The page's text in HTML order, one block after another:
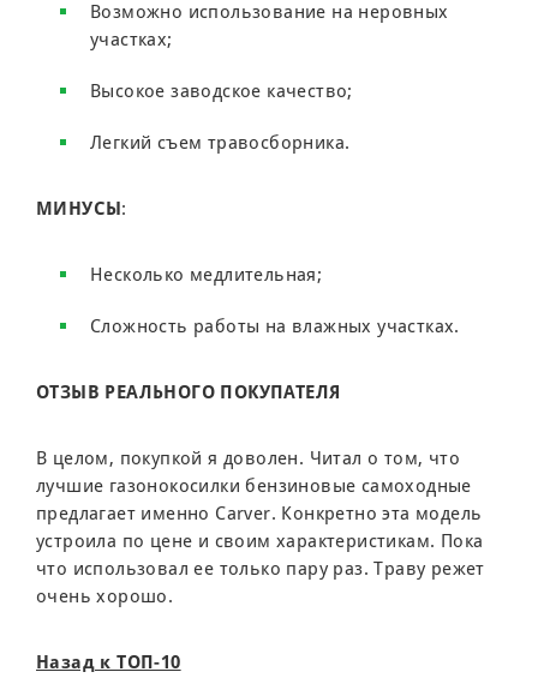
Возможно использование на неровных
участках;
Высокое заводское качество;
Легкий съем травосборника.
МИНУСЫ:
Несколько медлительная;
Сложность работы на влажных участках.
ОТЗЫВ РЕАЛЬНОГО ПОКУПАТЕЛЯ
В целом, покупкой я доволен. Читал о том, что
лучшие газонокосилки бензиновые самоходные
предлагает именно Carver. Конкретно эта модель
устроила по цене и своим характеристикам. Пока
что использовал ее только пару раз. Траву режет
очень хорошо.
Назад к ТОП-10